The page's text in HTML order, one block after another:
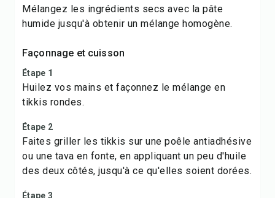
Mélangez les ingrédients secs avec la pâte
humide jusqu'à obtenir un mélange homogène.
Façonnage et cuisson
Étape 1
Huilez vos mains et façonnez le mélange en
tikkis rondes.
Étape 2
Faites griller les tikkis sur une poêle antiadhésive
ou une tava en fonte, en appliquant un peu d'huile
des deux côtés, jusqu'à ce qu'elles soient dorées.
Étape 3